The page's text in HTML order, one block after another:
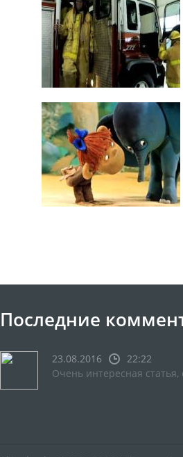
Последние
23.08.2016
22:22
Очень интересная статья,